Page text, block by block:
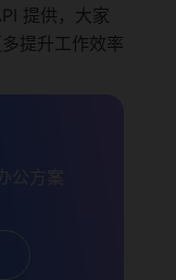
提供，大家
提升工作效率
公方案